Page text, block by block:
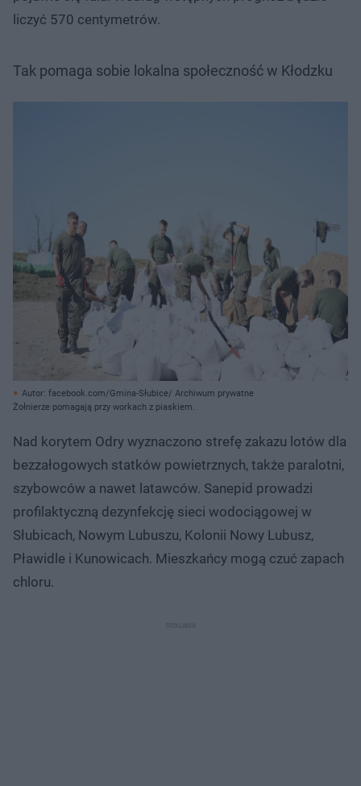
liczyć 570 centymetrów.
Tak pomaga sobie lokalna społeczność w Kłodzku
Autor: facebook.com/Gmina-Słubice/ Archiwum prywatne
Żołnierze pomagają przy workach z piaskiem.
Nad korytem Odry wyznaczono strefę zakazu lotów dla
bezzałogowych statków powietrznych, także paralotni,
szybowców a nawet latawców. Sanepid prowadzi
profilaktyczną dezynfekcję sieci wodociągowej w
Słubicach, Nowym Lubuszu, Kolonii Nowy Lubusz,
Pławidle i Kunowicach. Mieszkańcy mogą czuć zapach
chloru.